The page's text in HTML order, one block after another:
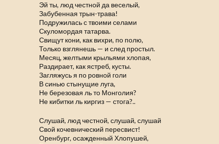
Эй ты, люд честной да веселый,
Забубенная трын-трава!
Подружилась с твоими селами
Скуломордая татарва.
Свищут кони, как вихри, по полю,
Только взглянешь — и след простыл.
Месяц, желтыми крыльями хлопая,
Раздирает, как ястреб, кусты.
Загляжусь я по ровной голи
В синью стынущие луга,
Не березовая ль то Монголия?
Не кибитки ль киргиз — стога?..
Слушай, люд честной, слушай, слушай
Свой кочевнический пересвист!
Оренбург, осажденный Хлопушей,